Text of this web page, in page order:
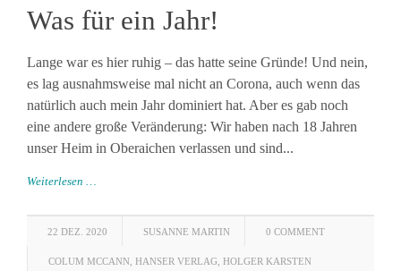
Was für ein Jahr!
Lange war es hier ruhig – das hatte seine Gründe! Und nein,
es lag ausnahmsweise mal nicht an Corona, auch wenn das
natürlich auch mein Jahr dominiert hat. Aber es gab noch
eine andere große Veränderung: Wir haben nach 18 Jahren
unser Heim in Oberaichen verlassen und sind...
Weiterlesen …
22 DEZ. 2020 SUSANNE MARTIN 0 COMMENT
COLUM MCCANN HANSER VERLAG HOLGER KARSTEN